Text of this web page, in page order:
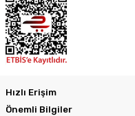
Hızlı Erişim
Önemli Bilgiler